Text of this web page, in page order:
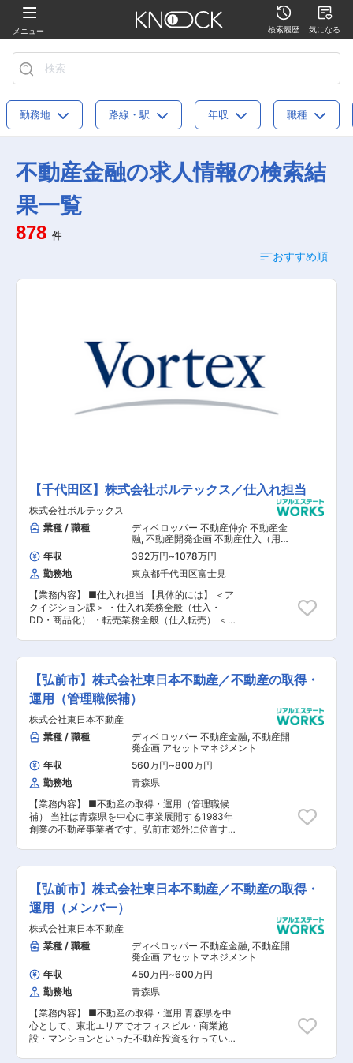
メニュー 検索履歴 気になる
勤務地 路線・駅 年収 職種
不動産金融の求人情報の検索結
果一覧
878 件
おすすめ順
【千代田区】株式会社ボルテックス／仕入れ担当
株式会社ボルテックス
業種 / 職種
ディベロッパー 不動産仲介 不動産金
融, 不動産開発企画 不動産仕入（用
地・一棟・区分） アセットマネジメン
ト
年収 392万円~1078万円
勤務地
東京都千代田区富士見
【業務内容】 ■仕入れ担当 【具体的には】 ＜ア
クイジション課＞ ・仕入れ業務全般（仕入・
DD・商品化） ・転売業務全般（仕入転売） ＜不
れ ・新規商品の企画
【弘前市】株式会社東日本不動産／不動産の取得・
運用（管理職候補）
株式会社東日本不動産
業種 / 職種
ディベロッパー 不動産金融, 不動産開
発企画 アセットマネジメント
年収
560万円~800万円
勤務地
青森県
【業務内容】 ■不動産の取得・運用（管理職候
補） 当社は青森県を中心に事業展開する1983年
創業の不動産事業者です。弘前市郊外に位置する
ど、青森県を中心として東北エリアでオフィスビ
ル・商業施設・マンションといった不動産投資を
行い、お客様へ喜ばれる付加価値を提案していま
す。会社ホームページもぜひご覧ください！ 【会
社概要】 ■1983年に設立し、青森県を中心に東
北エリアで不動産投資事業（賃貸業）を展開して
おります。 ■これまでの信頼と実績を活かし、不
動産を通じて地域の発展に貢献することを目指し
ます。 ＜当社の想い＞ 東北をもっと光り輝く地
域にしたい。そんな想いを実現するために私たち
が大切にしているのが、東北で長年事業を展開し
てきたことによる「地域力」です。東北を基盤に
事業を続けてきたことで培われた地域課題へのア
プローチやニーズをキャッチアップする力は、私
たちが誇る大きな優位性でもあります。今後は不
動産投資事業の更なる加速はもちろん「地域力」
【弘前市】株式会社東日本不動産／不動産の取得・
運用（メンバー）
株式会社東日本不動産
業種 / 職種
ディベロッパー 不動産金融, 不動産開
発企画 アセットマネジメント
年収
450万円~600万円
勤務地
青森県
【業務内容】 ■不動産の取得・運用 青森県を中
心として、東北エリアでオフィスビル・商業施
設・マンションといった不動産投資を行っている